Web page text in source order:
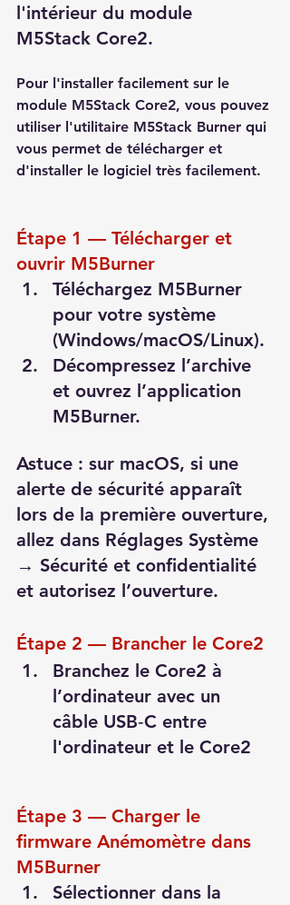
l'intérieur du module
M5Stack Core2.
Pour l'installer facilement sur le
module M5Stack Core2, vous pouvez
utiliser l'utilitaire M5Stack Burner qui
vous permet de télécharger et
d'installer le logiciel très facilement.
Étape 1 — Télécharger et
ouvrir M5Burner
Téléchargez M5Burner
pour votre système
(Windows/macOS/Linux).
Décompressez l’archive
et ouvrez l’application
M5Burner.
Astuce : sur macOS, si une
alerte de sécurité apparaît
lors de la première ouverture,
allez dans Réglages Système
→ Sécurité et confidentialité
et autorisez l’ouverture.
Étape 2 — Brancher le Core2
Branchez le Core2 à
l’ordinateur avec un
câble USB‑C entre
l'ordinateur et le Core2
Étape 3 — Charger le
firmware Anémomètre dans
M5Burner
Sélectionner dans la